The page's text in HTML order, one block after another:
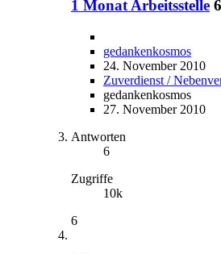
1 Monat Arbeitsstelle 6
gedankenkosmos
24. November 2010
Zuverdienst /
gedankenkosmos
27. November 2010
Antworten
6
Zugriffe
10k
6